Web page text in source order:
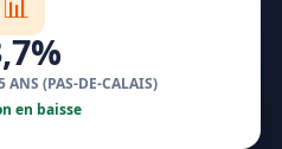
ANS (PAS-DE-CALAIS)
en baisse